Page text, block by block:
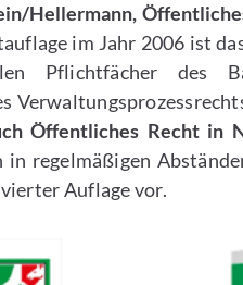
Hellermann,
im Jahr 2006 ist
Pflichtfächer des
Öffentliches Recht in
regelmäßigen
Auflage vor.